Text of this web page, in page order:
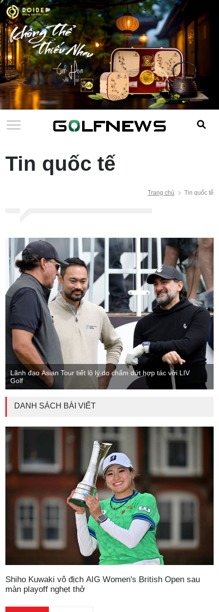
Tin quốc tế
Trang chủ Tin quốc tế
Lãnh đạo Asian Tour tiết lộ lý do chấm dứt hợp tác với LIV
Golf
DANH SÁCH BÀI VIẾT
Shiho Kuwaki vô địch AIG Women's British Open sau
màn playoff nghẹt thở